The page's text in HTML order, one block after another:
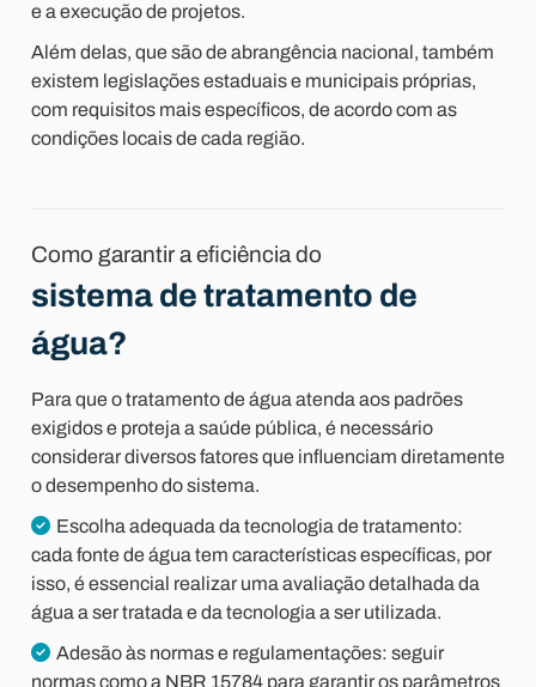
e a execução de projetos.
Além delas, que são de abrangência nacional, também
existem legislações estaduais e municipais próprias,
com requisitos mais específicos, de acordo com as
condições locais de cada região.
Como garantir a eficiência do
sistema de tratamento de
água?
Para que o tratamento de água atenda aos padrões
exigidos e proteja a saúde pública, é necessário
considerar diversos fatores que influenciam diretamente
o desempenho do sistema.
Escolha adequada da tecnologia de tratamento:
cada fonte de água tem características específicas, por
isso, é essencial realizar uma avaliação detalhada da
água a ser tratada e da tecnologia a ser utilizada.
Adesão às normas e regulamentações: seguir
normas como a NBR 15784 para garantir os parâmetros